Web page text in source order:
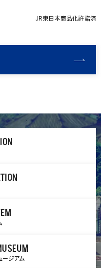
JR東日本商品化許諾済
ージアム